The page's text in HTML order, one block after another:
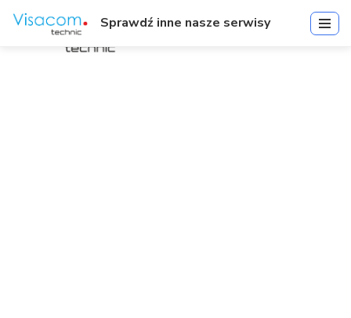
Sprawdź inne nasze serwisy